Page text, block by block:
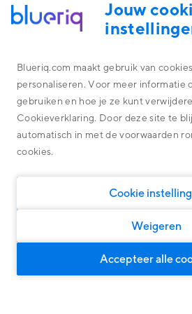
Platform
Alles omtrent de technologie achter ons
Blueriq Cloud
Nieuwste features
Research
Overheid
Financial Services
Software
Woningcorporaties
Algemene oplossingen
Persoonlijke klantreizen
Door middel van Dynamic Case
Voor intelligente en persoonlijke
Compliance
Ontdek wat onze oplossingen kunnen
Klanten Financial Services
Klanten Software
Blueriq Test Approach
De cursus is voor beginnende Test
Business engineers die automatische
het project in combinatie met Blueriq.
teststrategie en deze dan ook door te
Blueriq Academy
Blueriq Academy
Jouw
Blueriq.com maakt gebruik van
personaliseren. Voor meer informatie
gebruiken en hoe je ze kunt
Cookieverklaring. Door deze site te
automatisch in met de voorwaarden
cookies.
Cookie
Weigeren
Accepteer alle